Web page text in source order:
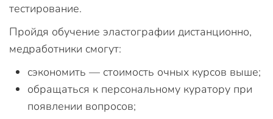
тестирование.
Пройдя обучение эластографии дистанционно,
медработники смогут:
сэкономить — стоимость очных курсов выше;
обращаться к персональному куратору при
появлении вопросов;